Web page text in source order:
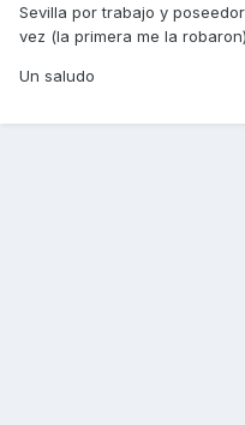
Sevilla por trabajo y
vez (la primera me la robaron)
Un saludo